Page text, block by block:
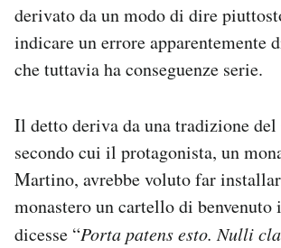
derivato da un modo di dire
indicare un errore apparentemente
che tuttavia ha conseguenze serie.
Il detto deriva da una tradizione
secondo cui il protagonista, un
Martino, avrebbe voluto far
monastero un cartello di benvenuto
dicesse “Porta patens esto. Nulli